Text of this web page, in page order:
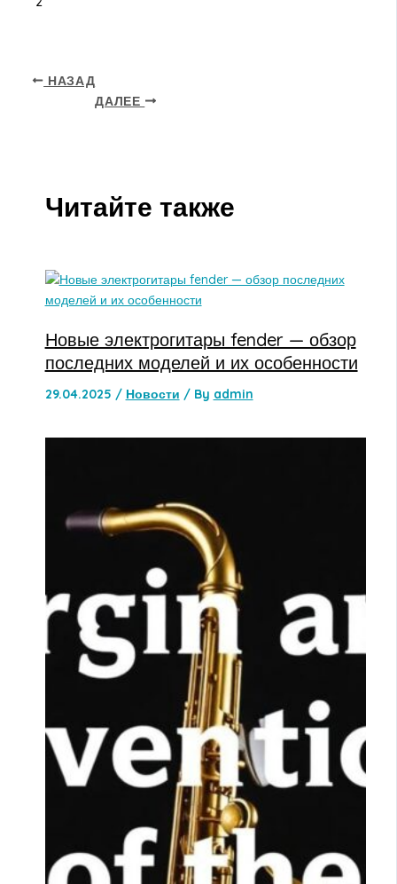
НАЗАД
ДАЛЕЕ
Читайте также
Новые электрогитары fender — обзор
последних моделей и их особенности
29.04.2025 / Новости / By admin